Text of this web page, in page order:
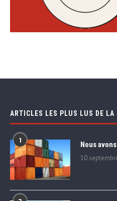
ARTICLES LES PLUS LUS DE LA
1 Nous
10